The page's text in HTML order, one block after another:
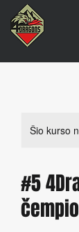
Šio kurso
#5